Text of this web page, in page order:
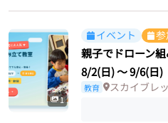
1
イベント
親子でドローン
8/2(日)〜9/6(日)
教育 スカイブレ